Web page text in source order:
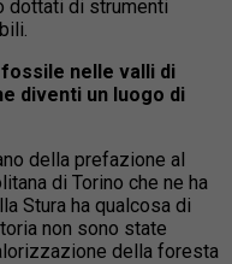
dottati di strumenti
nelle valli di
diventi un luogo di
della prefazione al
di Torino che ne ha
Stura ha qualcosa di
non sono state
della foresta